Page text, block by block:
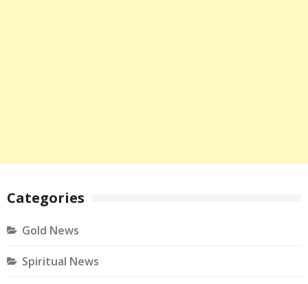
Categories
Gold News
Spiritual News